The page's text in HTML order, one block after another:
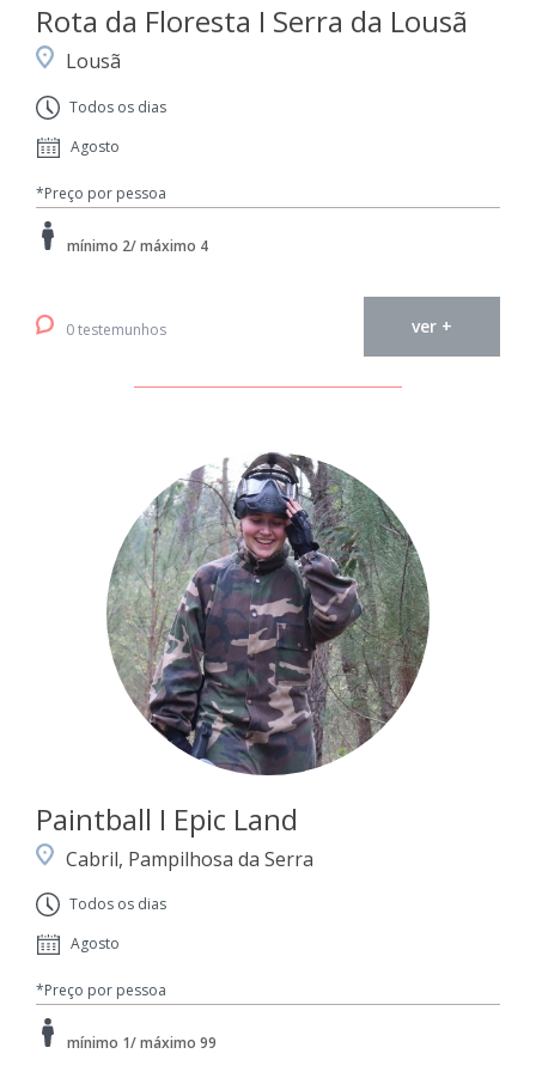
Rota da Floresta I Serra da Lousã
Lousã
Todos os dias
Agosto
*Preço por pessoa
mínimo 2/ máximo 4
0 testemunhos ver +
Paintball I Epic Land
Cabril, Pampilhosa da Serra
Todos os dias
Agosto
*Preço por pessoa
mínimo 1/ máximo 99